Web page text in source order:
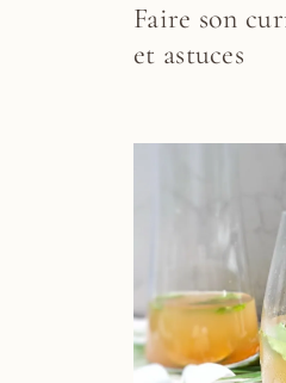
Faire son
et astuces